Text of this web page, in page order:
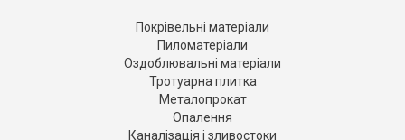
Покрівельні матеріали
Пиломатеріали
Оздоблювальні матеріали
Тротуарна плитка
Металопрокат
Опалення
Каналізація і зливостоки